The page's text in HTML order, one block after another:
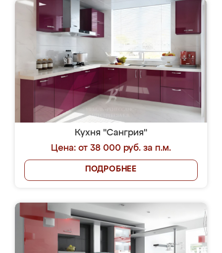
Кухня "Сангрия"
Цена: от 38 000 руб. за п.м.
ПОДРОБНЕЕ